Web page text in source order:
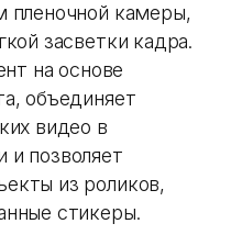
пленочной камеры,
засветки кадра.
на основе
объединяет
видео в
и позволяет
из роликов,
стикеры.